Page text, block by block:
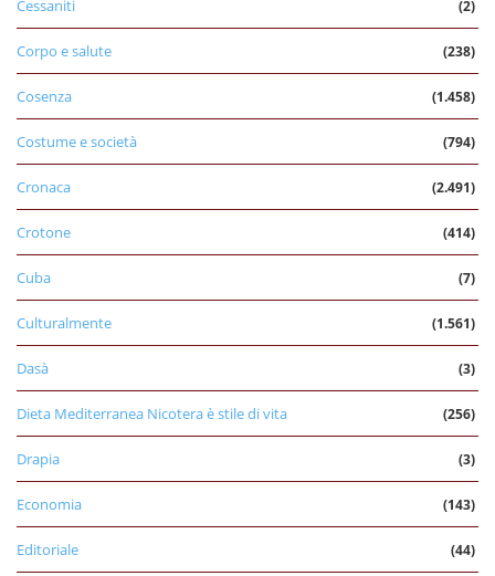
Cessaniti (2)
Corpo e salute (238)
Cosenza (1.458)
Costume e società (794)
Cronaca (2.491)
Crotone (414)
Cuba (7)
Culturalmente (1.561)
Dasà (3)
Dieta Mediterranea Nicotera è stile di vita (256)
Drapia (3)
Economia (143)
Editoriale (44)